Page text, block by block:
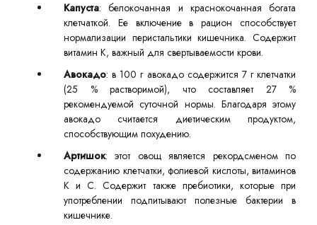
Капуста: белокочанная и краснокочанная богата
клетчаткой. Ее включение в рацион способствует
нормализации перистальтики кишечника. Содержит
витамин К, важный для свертываемости крови.
Авокадо: в 100 г авокадо содержится 7 г клетчатки
(25 % растворимой), что составляет 27 %
рекомендуемой суточной нормы. Благодаря этому
авокадо считается диетическим продуктом,
способствующим похудению.
Артишок: этот овощ является рекордсменом по
содержанию клетчатки, фолиевой кислоты, витаминов
К и С. Содержит также пребиотики, которые при
употреблении подпитывают полезные бактерии в
кишечнике.